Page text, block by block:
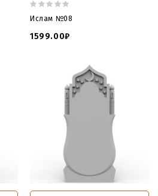
Ислам №08
1599.00₽